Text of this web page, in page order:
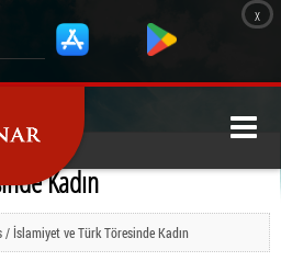
x
Kadın
İslamiyet ve Türk Töresinde Kadın